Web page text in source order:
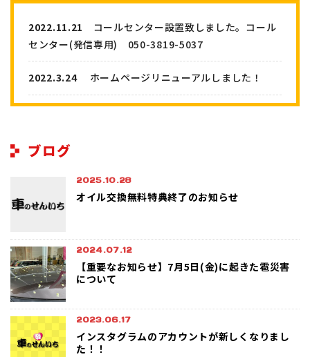
2022.11.21 コールセンター設置致しました。コール
センター(発信専用) 050-3819-5037
2022.3.24ホームページリニューアルしました！
ブログ
2025.10.28
オイル交換無料特典終了のお知らせ
2024.07.12
【重要なお知らせ】7月5日(金)に起きた雹災害
について
2023.06.17
インスタグラムのアカウントが新しくなりまし
た！！